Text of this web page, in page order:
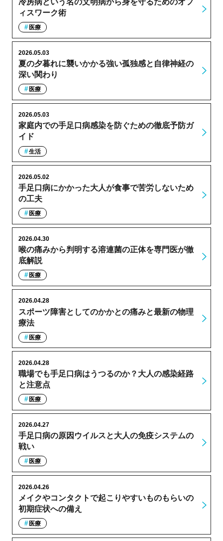
ィスワーク術
医療
夏の夕暮れに襲いかかる強い孤独感と自律神経の
深い関わり
2026.05.03
医療
家庭内での手足口病感染を防ぐための徹底予防ガ
イド
2026.05.03
生活
手足口病にかかった大人が食事で苦労しないため
の工夫
2026.05.02
医療
喉の痛みから判明する溶連菌の正体を専門医が徹
底解説
2026.04.30
医療
スポーツ障害としてのかかとの痛みと最新の物理
療法
2026.04.28
医療
職場でも手足口病はうつるのか？大人の感染経路
と注意点
2026.04.28
医療
手足口病の原因ウイルスと大人の免疫システムの
戦い
2026.04.27
医療
メイクやコンタクトで起こりやすいものもらいの
初期症状への備え
2026.04.26
医療